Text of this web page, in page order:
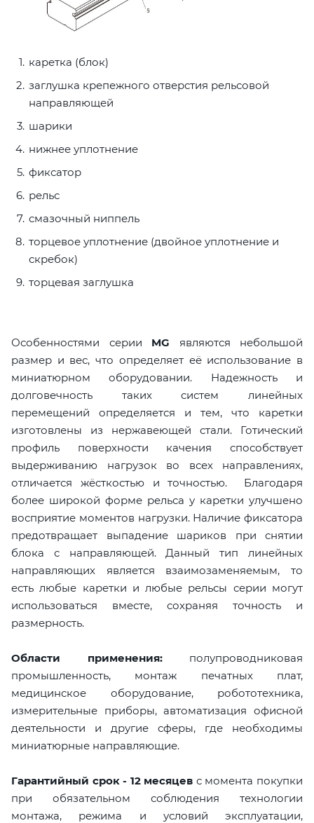
каретка (блок)
заглушка крепежного отверстия рельсовой
направляющей
шарики
нижнее уплотнение
фиксатор
рельс
смазочный ниппель
торцевое уплотнение (двойное уплотнение и
скребок)
торцевая заглушка
Особенностями серии MG являются небольшой
размер и вес, что определяет её использование в
миниатюрном оборудовании. Надежность и
долговечность таких систем линейных
перемещений определяется и тем, что каретки
изготовлены из нержавеющей стали. Готический
профиль поверхности качения способствует
выдерживанию нагрузок во всех направлениях,
отличается жёсткостью и точностью. Благодаря
более широкой форме рельса у каретки улучшено
восприятие моментов нагрузки. Наличие фиксатора
предотвращает выпадение шариков при снятии
блока с направляющей. Данный тип линейных
направляющих является взаимозаменяемым, то
есть любые каретки и любые рельсы серии могут
использоваться вместе, сохраняя точность и
размерность.
Области применения: полупроводниковая
промышленность, монтаж печатных плат,
медицинское оборудование, робототехника,
измерительные приборы, автоматизация офисной
деятельности и другие сферы, где необходимы
миниатюрные направляющие.
Гарантийный срок - 12 месяцев с момента покупки
при обязательном соблюдения технологии
монтажа, режима и условий эксплуатации,